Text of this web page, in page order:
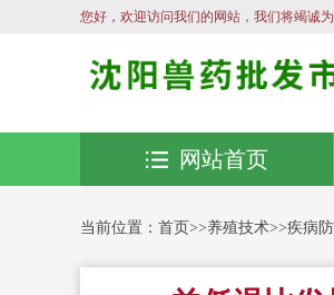
您好，欢迎访问我们的网站，我们将竭诚为
网站首页
当前位置： 首页>>养殖技术>>疾病